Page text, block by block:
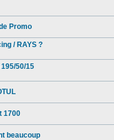
Promo
/ RAYS ?
50/15
1700
beaucoup